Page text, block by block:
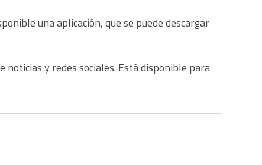
una aplicación, que se puede descargar
y redes sociales. Está disponible para